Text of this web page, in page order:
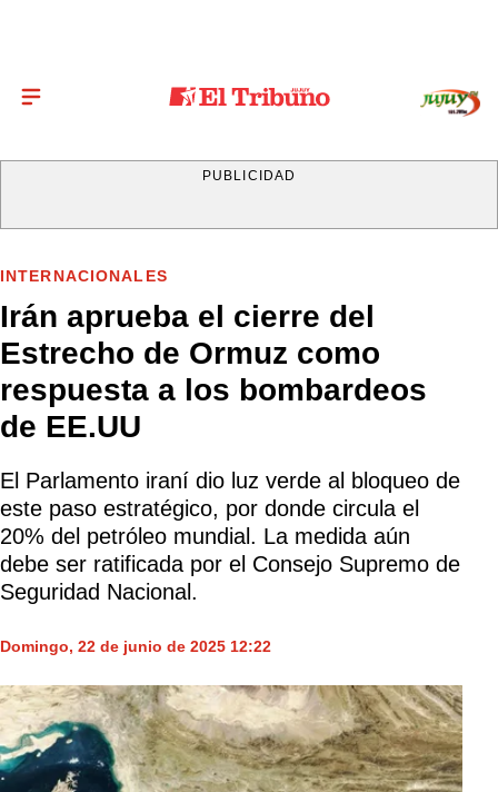
PUBLICIDAD
INTERNACIONALES
Irán aprueba el cierre del
Estrecho de Ormuz como
respuesta a los bombardeos
de EE.UU
El Parlamento iraní dio luz verde al bloqueo de
este paso estratégico, por donde circula el
20% del petróleo mundial. La medida aún
debe ser ratificada por el Consejo Supremo de
Seguridad Nacional.
Domingo, 22 de junio de 2025 12:22